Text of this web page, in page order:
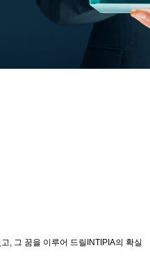
, 그 꿈을 이루어 드릴INTIPIA의 확실